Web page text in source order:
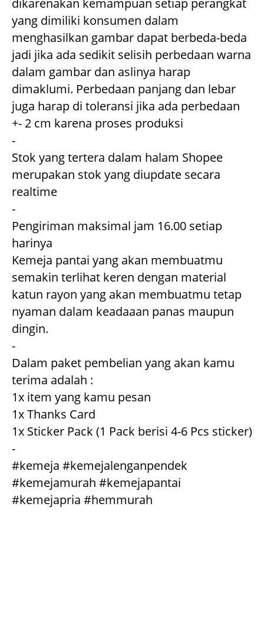
yang dimiliki konsumen dalam
menghasilkan gambar dapat berbeda-beda
jadi jika ada sedikit selisih perbedaan warna
dalam gambar dan aslinya harap
dimaklumi. Perbedaan panjang dan lebar
juga harap di toleransi jika ada perbedaan
+- 2 cm karena proses produksi
-
Stok yang tertera dalam halam Shopee
merupakan stok yang diupdate secara
realtime
-
Pengiriman maksimal jam 16.00 setiap
harinya
Kemeja pantai yang akan membuatmu
semakin terlihat keren dengan material
katun rayon yang akan membuatmu tetap
nyaman dalam keadaaan panas maupun
dingin.
-
Dalam paket pembelian yang akan kamu
terima adalah :
1x item yang kamu pesan
1x Thanks Card
1x Sticker Pack (1 Pack berisi 4-6 Pcs sticker)
-
#kemeja #kemejalenganpendek
#kemejamurah #kemejapantai
#kemejapria #hemmurah